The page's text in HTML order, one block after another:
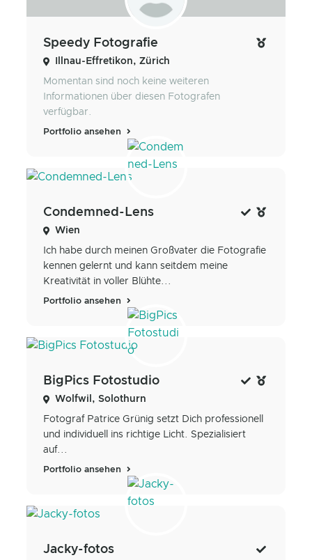
Speedy Fotografie
Illnau-Effretikon, Zürich
Momentan sind noch keine weiteren
Informationen über diesen Fotografen
verfügbar.
Portfolio ansehen
Condemned-Lens
Wien
Ich habe durch meinen Großvater die Fotografie
kennen gelernt und kann seitdem meine
Kreativität in voller Blühte...
Portfolio ansehen
BigPics Fotostudio
Wolfwil, Solothurn
Fotograf Patrice Grünig setzt Dich professionell
und individuell ins richtige Licht. Spezialisiert
auf...
Portfolio ansehen
Jacky-fotos